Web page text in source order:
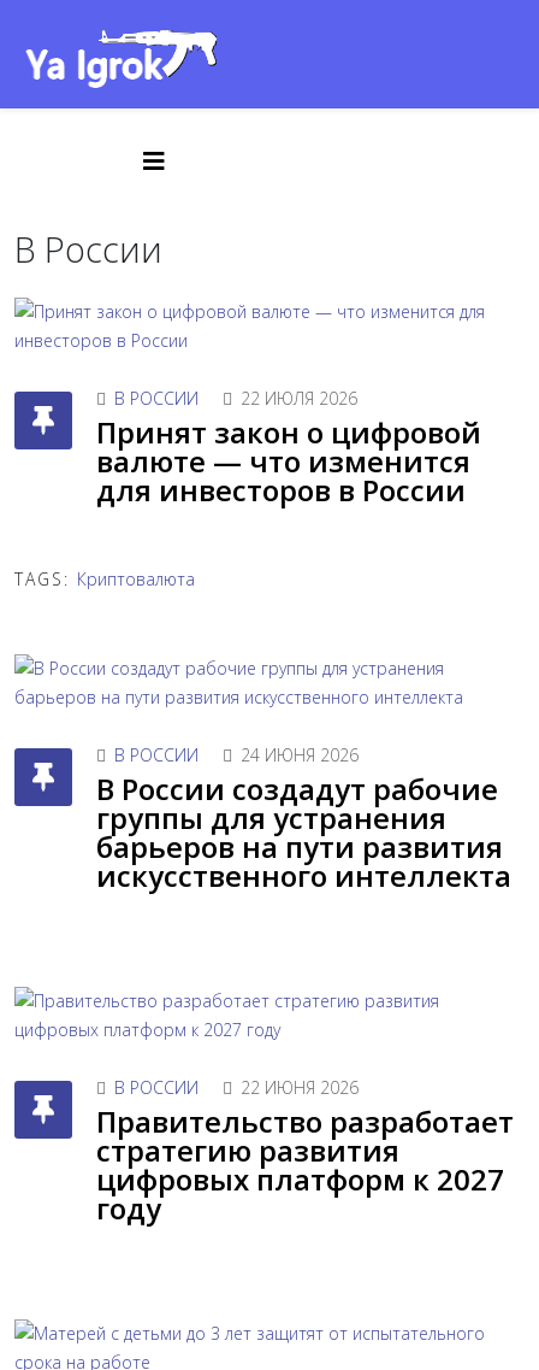
В России
В РОССИИ 22 ИЮЛЯ 2026
Принят закон о цифровой
валюте — что изменится
для инвесторов в России
TAGS: Криптовалюта
В РОССИИ 24 ИЮНЯ 2026
В России создадут рабочие
группы для устранения
барьеров на пути развития
искусственного интеллекта
В РОССИИ 22 ИЮНЯ 2026
Правительство разработает
стратегию развития
цифровых платформ к 2027
году